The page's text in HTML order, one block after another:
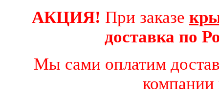
АКЦИЯ! При заказе
доставка по
Мы сами оплатим
компании